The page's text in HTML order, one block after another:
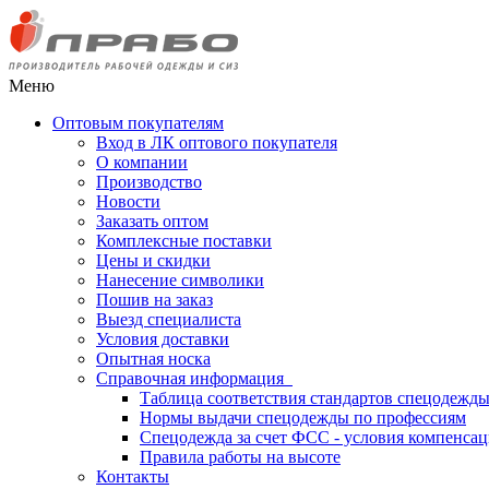
Меню
Оптовым покупателям
Вход в ЛК оптового покупателя
О компании
Производство
Новости
Заказать оптом
Комплексные поставки
Цены и скидки
Нанесение символики
Пошив на заказ
Выезд специалиста
Условия доставки
Опытная носка
Справочная информация
Таблица соответствия стандартов спецодежды
Нормы выдачи спецодежды по профессиям
Спецодежда за счет ФСС - условия
Правила работы на высоте
Контакты